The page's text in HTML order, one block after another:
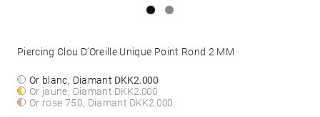
Piercing Clou D’Oreille Unique Point Rond 2 MM
Or blanc, Diamant DKK2.000
Or jaune, Diamant DKK2.000
Or rose 750, Diamant DKK2.000